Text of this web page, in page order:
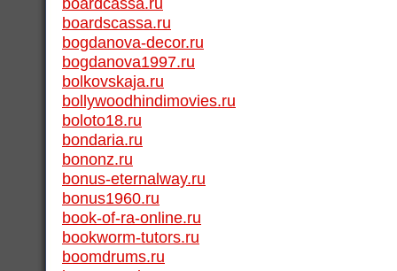
boardscassa.ru
bogdanova-decor.ru
bogdanova1997.ru
bolkovskaja.ru
bollywoodhindimovies.ru
boloto18.ru
bondaria.ru
bononz.ru
bonus-eternalway.ru
bonus1960.ru
book-of-ra-online.ru
bookworm-tutors.ru
boomdrums.ru